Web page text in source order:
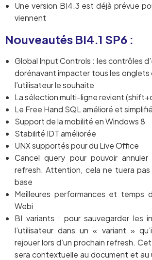
Une version BI4.3 est déjà prévue
viennent
Nouveautés BI4.1 SP6 :
Global Input Controls : les contrôles
dorénavant impacter tous les onglets
l’utilisateur le souhaite
La sélection multi-ligne revient
Le Free Hand SQL amélioré et simplifié
Support de la mobilité en Windows 8
Stabilité IDT améliorée
UNX supportés pour du Live Office
Cancel query pour pouvoir annuler
refresh. Attention, cela ne tuera
base
Meilleures performances et temps
Webi
BI variants : pour sauvegarder les
l’utilisateur dans un « variant »
rejouer lors d’un prochain refresh.
sera contextuelle au document et au